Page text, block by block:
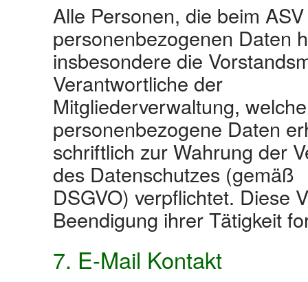
Alle Personen, die beim
personenbezogenen Daten
insbesondere die
Verantwortliche der
Mitgliederverwaltung,
personenbezogene Daten
schriftlich zur Wahrung der
des Datenschutzes (gemäß
DSGVO) verpflichtet. Diese
Beendigung ihrer Tätigkeit
7. E-Mail Kontakt